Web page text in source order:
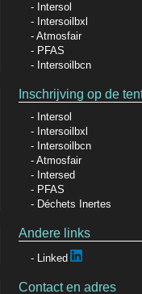
Intersol
Intersoilbxl
Atmosfair
PFAS
Intersoilbcn
Inschrijving op de
Intersol
Intersoilbxl
Intersoilbcn
Atmosfair
Intersed
PFAS
Déchets Inertes
Andere links
Linked
Contact en adres